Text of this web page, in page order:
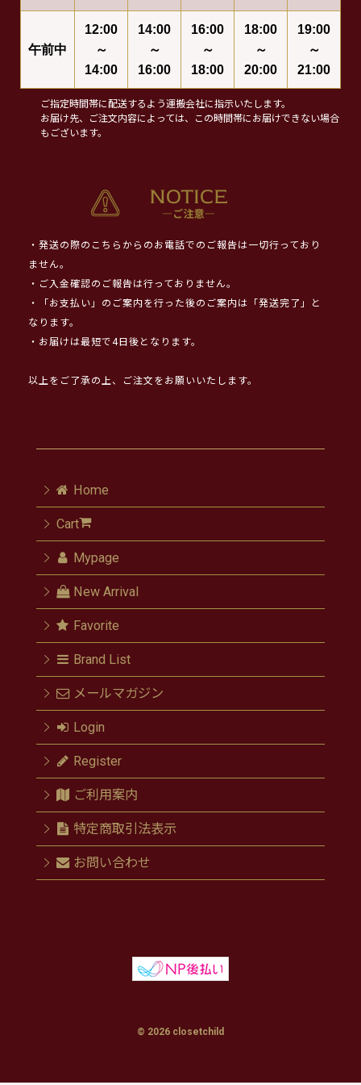
午前中
12:00
～
14:00
14:00
～
16:00
16:00
～
18:00
18:00
～
20:00
19:00
～
21:00
ご指定時間帯に配送するよう運搬会社に指示いたします。
お届け先、ご注文内容によっては、この時間帯にお届けできない場合
もございます。
・発送の際のこちらからのお電話でのご報告は一切行っており
ません。
・ご入金確認のご報告は行っておりません。
・「お支払い」のご案内を行った後のご案内は「発送完了」と
なります。
・お届けは最短で4日後となります。
以上をご了承の上、ご注文をお願いいたします。
Home
Cart
Mypage
New Arrival
Favorite
Brand List
メールマガジン
Login
Register
ご利用案内
特定商取引法表示
お問い合わせ
© 2026 closetchild